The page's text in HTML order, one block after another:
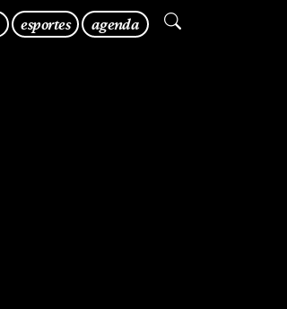
esportes agenda